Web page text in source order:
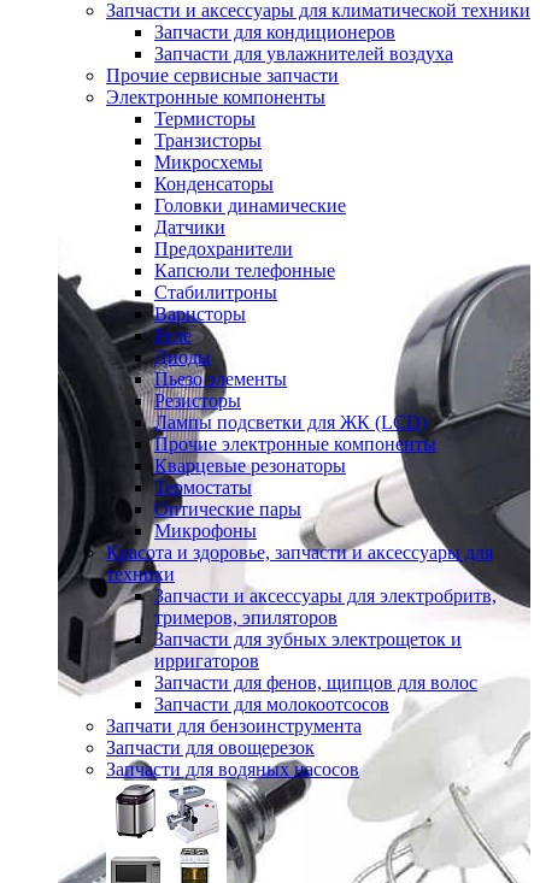
Запчасти и аксессуары для климатической техники
Запчасти для кондиционеров
Запчасти для увлажнителей воздуха
Прочие сервисные запчасти
Электронные компоненты
Термисторы
Транзисторы
Микросхемы
Конденсаторы
Головки динамические
Датчики
Предохранители
Капсюли телефонные
Стабилитроны
Варисторы
Реле
Диоды
Пьезо элементы
Резисторы
Лампы подсветки для ЖК (LCD)
Прочие электронные компоненты
Кварцевые резонаторы
Термостаты
Оптические пары
Микрофоны
Красота и здоровье, запчасти и аксессуары для
техники
Запчасти и аксессуары для электробритв,
тримеров, эпиляторов
Запчасти для зубных электрощеток и
ирригаторов
Запчасти для фенов, щипцов для волос
Запчасти для молокоотсосов
Запчати для бензоинструмента
Запчасти для овощерезок
Запчасти для водяных насосов